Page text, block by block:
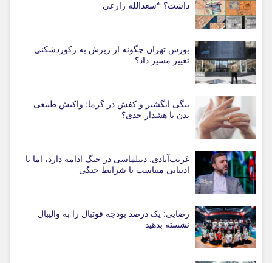
داشت؟ *سعدالله زارعی
بورس تهران چگونه از ریزش به رکوردشکنی
تغییر مسیر داد؟
تنگی انگشتر و کفش در گرما؛ واکنش طبیعی
بدن یا هشدار جدی؟
غریب‌آبادی: دیپلماسی در جنگ ادامه دارد، اما با
ادبیاتی متناسب با شرایط جنگی
رضایی: یک درصد بودجه فوتبال را به والیبال
نشسته بدهید